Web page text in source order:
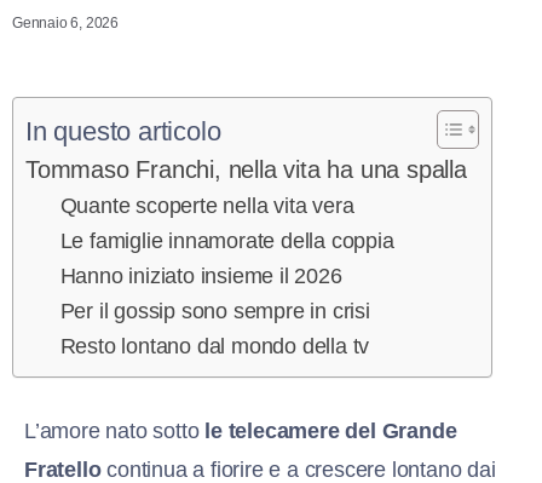
Gennaio 6, 2026
In questo articolo
Tommaso Franchi, nella vita ha una spalla
Quante scoperte nella vita vera
Le famiglie innamorate della coppia
Hanno iniziato insieme il 2026
Per il gossip sono sempre in crisi
Resto lontano dal mondo della tv
L’amore nato sotto le telecamere del Grande
Fratellocontinua a fiorire e a crescere lontano dai